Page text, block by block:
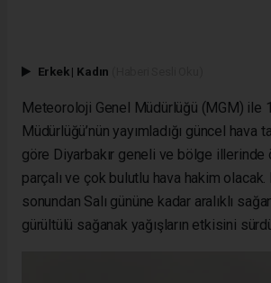
Erkek | Kadın
Meteoroloji Genel Müdürlüğü (MGM) ile
Müdürlüğü’nün yayımladığı güncel hava
göre Diyarbakır geneli ve bölge illerinde
parçalı ve çok bulutlu hava hakim
sonundan Salı gününe kadar aralıklı
gürültülü sağanak yağışların etkisini